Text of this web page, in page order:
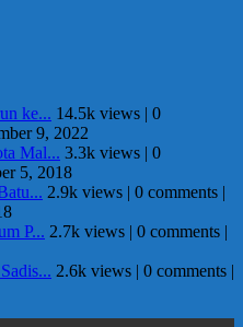
ke... 14.5k views | 0
9, 2022
Mal... 3.3k views | 0
5, 2018
2.9k views | 0 comments |
P... 2.7k views | 0 comments |
2.6k views | 0 comments |